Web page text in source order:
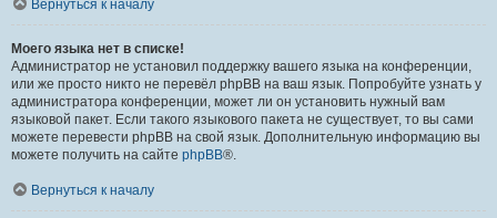
Вернуться к началу
Моего языка нет в списке!
Администратор не установил поддержку вашего языка на конференции,
или же просто никто не перевёл phpBB на ваш язык. Попробуйте узнать у
администратора конференции, может ли он установить нужный вам
языковой пакет. Если такого языкового пакета не существует, то вы сами
можете перевести phpBB на свой язык. Дополнительную информацию вы
можете получить на сайте phpBB®.
Вернуться к началу